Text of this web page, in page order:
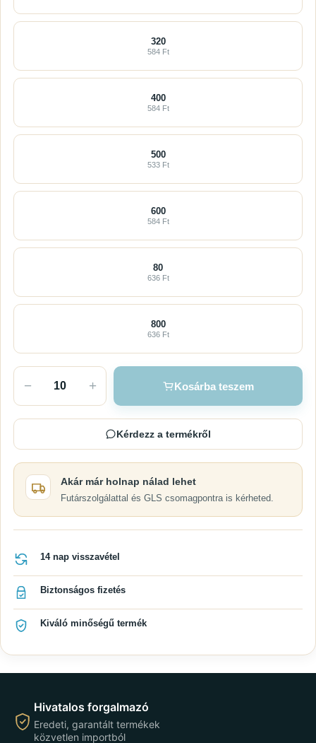
320
584 Ft
400
584 Ft
500
533 Ft
600
584 Ft
80
636 Ft
800
636 Ft
− + Kosárba teszem
Kérdezz a termékről
Akár már holnap nálad lehet
Futárszolgálattal és GLS csomagpontra is kérheted.
14 nap visszavétel
Biztonságos fizetés
Kiváló minőségű termék
Hivatalos forgalmazó
Eredeti, garantált termékek
közvetlen importból